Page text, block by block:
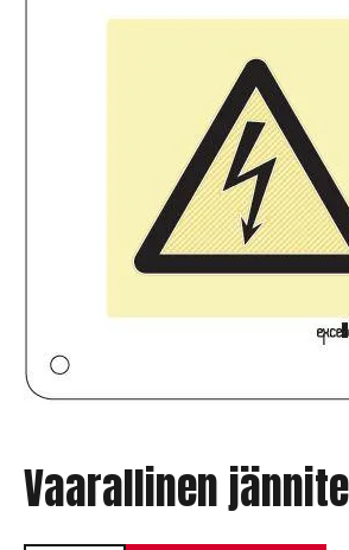
Vaarallinen